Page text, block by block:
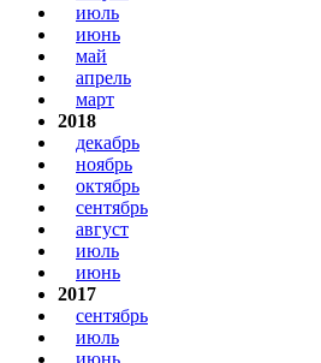
июль
июнь
май
апрель
март
2018
декабрь
ноябрь
октябрь
сентябрь
август
июль
июнь
2017
сентябрь
июль
июнь